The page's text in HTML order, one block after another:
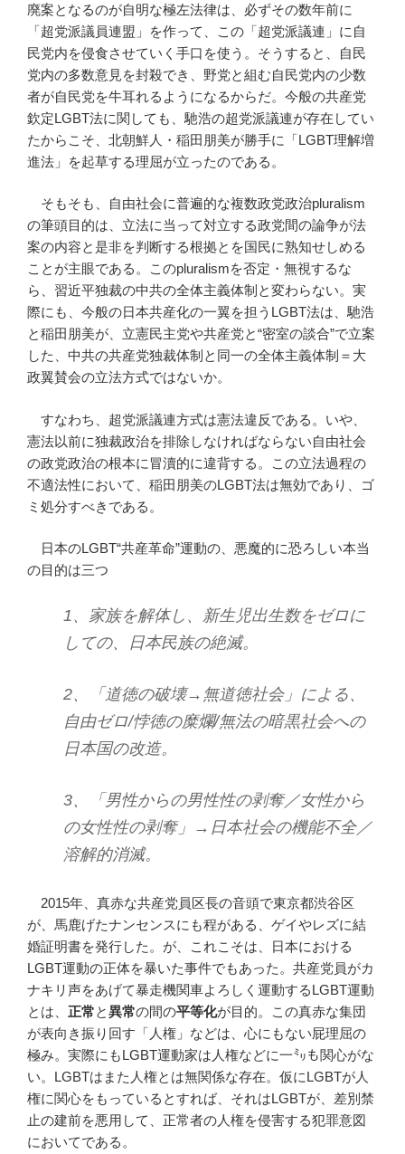
廃案となるのが自明な極左法律は、必ずその数年前に
「超党派議員連盟」を作って、この「超党派議連」に自
民党内を侵食させていく手口を使う。そうすると、自民
党内の多数意見を封殺でき、野党と組む自民党内の少数
者が自民党を牛耳れるようになるからだ。今般の共産党
欽定LGBT法に関しても、馳浩の超党派議連が存在してい
たからこそ、北朝鮮人・稲田朋美が勝手に「LGBT理解増
進法」を起草する理屈が立ったのである。
そもそも、自由社会に普遍的な複数政党政治pluralism
の筆頭目的は、立法に当って対立する政党間の論争が法
案の内容と是非を判断する根拠とを国民に熟知せしめる
ことが主眼である。このpluralismを否定・無視するな
ら、習近平独裁の中共の全体主義体制と変わらない。実
際にも、今般の日本共産化の一翼を担うLGBT法は、馳浩
と稲田朋美が、立憲民主党や共産党と“密室の談合”で立案
した、中共の共産党独裁体制と同一の全体主義体制＝大
政翼賛会の立法方式ではないか。
すなわち、超党派議連方式は憲法違反である。いや、
憲法以前に独裁政治を排除しなければならない自由社会
の政党政治の根本に冒瀆的に違背する。この立法過程の
不適法性において、稲田朋美のLGBT法は無効であり、ゴ
ミ処分すべきである。
日本のLGBT“共産革命”運動の、悪魔的に恐ろしい本当
の目的は三つ
1、家族を解体し、新生児出生数をゼロに
しての、日本民族の絶滅。
2、「道徳の破壊→無道徳社会」による、
自由ゼロ/悖徳の糜爛/無法の暗黒社会への
日本国の改造。
3、「男性からの男性性の剥奪／女性から
の女性性の剥奪」→日本社会の機能不全／
溶解的消滅。
2015年、真赤な共産党員区長の音頭で東京都渋谷区
が、馬鹿げたナンセンスにも程がある、ゲイやレズに結
婚証明書を発行した。が、これこそは、日本における
LGBT運動の正体を暴いた事件でもあった。共産党員がカ
ナキリ声をあげて暴走機関車よろしく運動するLGBT運動
とは、 正常と異常の間の平等化が目的。この真赤な集団
が表向き振り回す「人権」などは、心にもない屁理屈の
極み。実際にもLGBT運動家は人権などに一㍉も関心がな
い。LGBTはまた人権とは無関係な存在。仮にLGBTが人
権に関心をもっているとすれば、それはLGBTが、差別禁
止の建前を悪用して、正常者の人権を侵害する犯罪意図
においてである。